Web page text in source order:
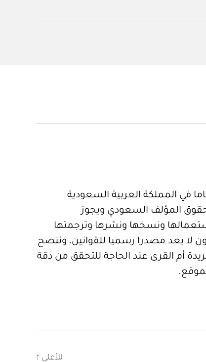
في المملكة العربية السعودية
المؤلف السعودي ويجوز
ونسخها ونشرها وترجمتها
لا يعد مصدرا رسميا للقوانين، وننصح
أم القرى عند الحاجة للتحقق من دقة
للأعلى ↑